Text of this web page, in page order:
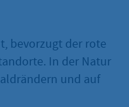
bevorzugt der rote
In der Natur
und auf